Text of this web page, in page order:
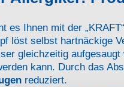
es Ihnen mit der
löst selbst hartnäckige
gleichzeitig
kann. Durch das
reduziert.